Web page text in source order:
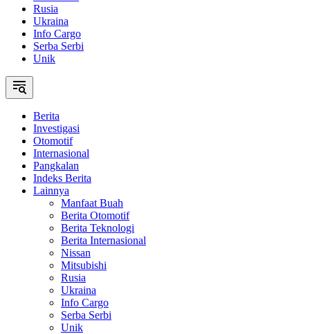
Rusia
Ukraina
Info Cargo
Serba Serbi
Unik
Berita
Investigasi
Otomotif
Internasional
Pangkalan
Indeks Berita
Lainnya
Manfaat Buah
Berita Otomotif
Berita Teknologi
Berita Internasional
Nissan
Mitsubishi
Rusia
Ukraina
Info Cargo
Serba Serbi
Unik